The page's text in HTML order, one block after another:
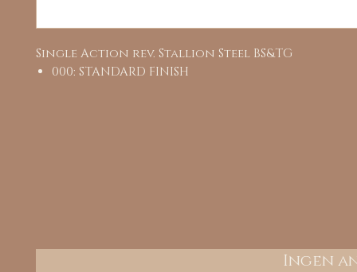
Single Action rev. Stallion Steel BS&TG
000: STANDARD FINISH
Ingen